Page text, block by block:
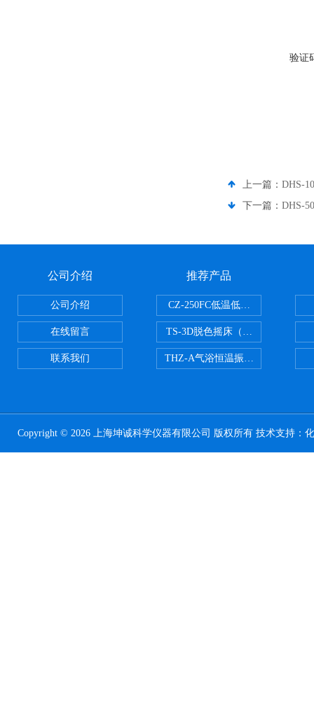
验证
上一篇： DHS-
下一篇： DHS-
公司介绍
公司介绍
在线留言
联系我们
推荐产品
CZ-250FC低温低湿种子储藏柜
TS-3D脱色摇床（三维运动）
THZ-A气浴恒温振荡器
Copyright © 2026 上海坤诚科学仪器有限公司 版权所有 技术支持：